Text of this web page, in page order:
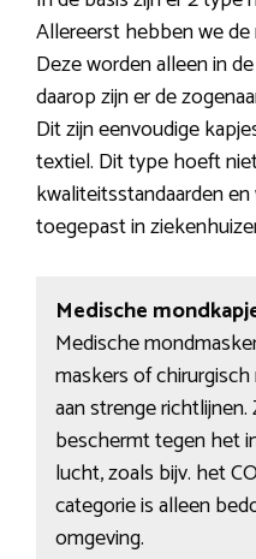
Allereerst hebben we
Deze worden alleen in
daarop zijn er de
Dit zijn eenvoudige
textiel. Dit type hoeft
kwaliteitsstandaarden
toegepast in
Medische
Medische
maskers of
aan strenge richtlijnen.
beschermt tegen het
lucht, zoals bijv. het
categorie is alleen
omgeving.